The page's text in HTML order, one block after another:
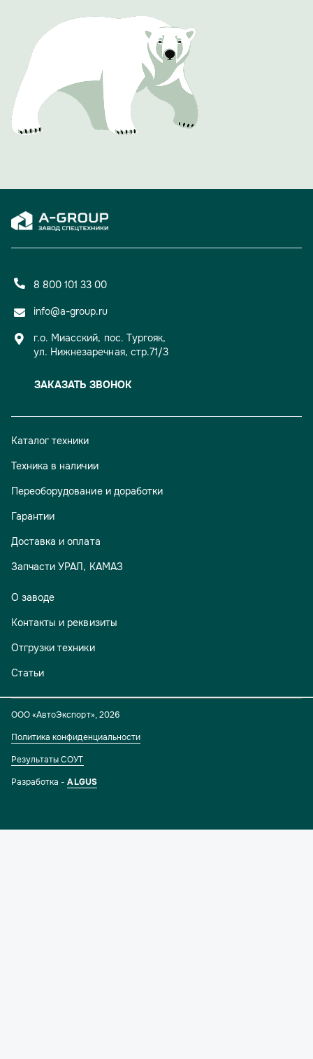
компании 10 и более лет.
Одним из ярких и обсуждаемых моментов вечера стала
презентация фирменного юбилейного календаря A-
GROUP. Его страницы украсили фотографии сотрудниц
холдинга с автомобилями производства A-GROUP.
Проект должен подчеркнуть, что за успехом компании
стоят не только прогрессивные технологии, но и яркие,
талантливые люди.
Вечер доказал: 15 лет для A-GROUP — не просто рубеж,
Каталог техники
Техника в наличии
Переоборудование и доработки
Гарантии
Доставка и оплата
Запчасти УРАЛ, КАМАЗ
О заводе
Контакты и реквизиты
Отгрузки техники
Статьи
8 800 101 33 00
info@a-group.ru
г.о. Миасский, пос. Тургояк,
ул. Нижнезаречная, стр.71/3
ЗАКАЗАТЬ ЗВОНОК
ООО «АвтоЭкспорт»,2026
Политика конфиденциальности
Результаты СОУТ
Разработка -ALGUS